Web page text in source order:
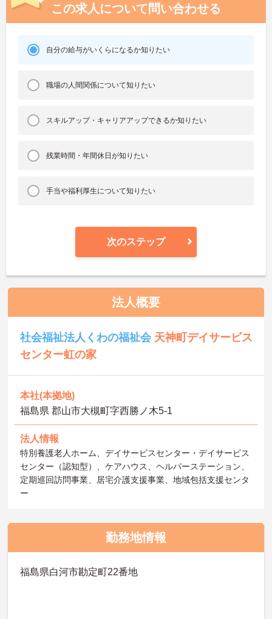
この求人について問い合わせる
自分の給与がいくらになるか知りたい
職場の人間関係について知りたい
スキルアップ・キャリアアップできるか知りたい
残業時間・年間休日が知りたい
手当や福利厚生について知りたい
次のステップ
法人概要
社会福祉法人くわの福祉会 天神町デイサービス
センター虹の家
本社(本拠地)
福島県 郡山市大槻町字西勝ノ木5-1
法人情報
特別養護老人ホーム、デイサービスセンター・デイサービス
センター（認知型）、ケアハウス、ヘルパーステーション、
定期巡回訪問事業、居宅介護支援事業、地域包括支援センタ
ー
勤務地情報
福島県白河市勘定町22番地